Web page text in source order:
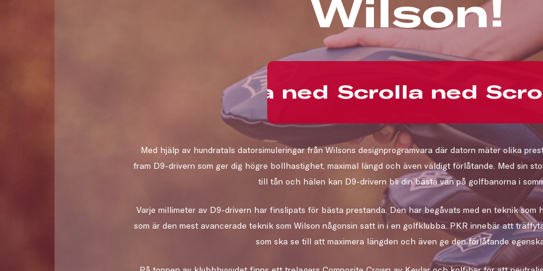
Wilson!
Scrolla ned Scrolla ned
Med hjälp av hundratals datorsimuleringar från Wilsons designprogramvara där datorn mäter olika
fram D9-drivern som ger dig högre bollhastighet, maximal längd och även väldigt förlåtande. Med sin
till tån och hälen kan D9-drivern bli din bästa vän på golfbanorna i
Varje millimeter av D9-drivern har finslipats för bästa prestanda. Den har begåvats med en teknik som
som är den mest avancerade teknik som Wilson någonsin satt in i en golfklubba. PKR innebär att
som ska se till att maximera längden och även ge den förlåtande